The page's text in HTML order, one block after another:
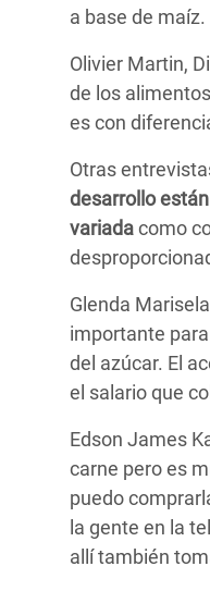
a base de maíz.
Olivier Martin,
de los
es con
Otras
desarrollo
variadacomo
Glenda
importante
del azúcar. El
el salario que
Edson James
carne pero es
puedo
la gente en la
allí también